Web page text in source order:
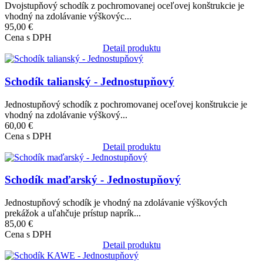
Dvojstupňový schodík z pochromovanej oceľovej konštrukcie je
vhodný na zdolávanie výškovýc...
95,00 €
Cena s DPH
Detail produktu
Obrázok
Schodík talianský - Jednostupňový
Jednostupňový schodík z pochromovanej oceľovej konštrukcie je
vhodný na zdolávanie výškový...
60,00 €
Cena s DPH
Detail produktu
Obrázok
Schodík maďarský - Jednostupňový
Jednostupňový schodík je vhodný na zdolávanie výškových
prekážok a uľahčuje prístup naprík...
85,00 €
Cena s DPH
Detail produktu
Obrázok